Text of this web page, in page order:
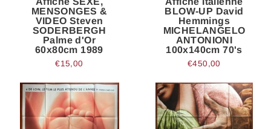
MENSONGES &
VIDEO Steven
SODERBERGH
Palme d'Or
60x80cm 1989
€15,00
BLOW-UP David
Hemmings
MICHELANGELO
ANTONIONI
100x140cm 70's
€450,00